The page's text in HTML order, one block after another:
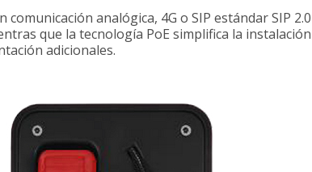
analógica, 4G o SIP estándar SIP 2.0
que la tecnología PoE simplifica la instalación
adicionales.